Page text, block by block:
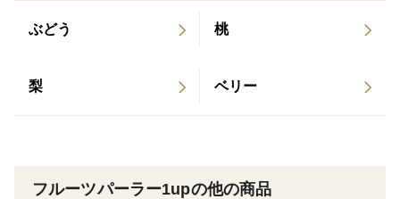
ダンボールの隙間に新聞紙を詰めて梱包いたします。
送させていただきます。
ぶどう 桃
梨 ベリー
フルーツパーラー1upの他の商品